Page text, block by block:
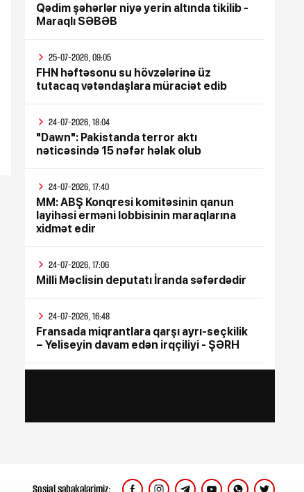
Qədim şəhərlər niyə yerin altında tikilib -
Maraqlı SƏBƏB
25-07-2026, 09:05
FHN həftəsonu su hövzələrinə üz
tutacaq vətəndaşlara müraciət edib
24-07-2026, 18:04
"Dawn": Pakistanda terror aktı
nəticəsində 15 nəfər həlak olub
24-07-2026, 17:40
MM: ABŞ Konqresi komitəsinin qanun
layihəsi erməni lobbisinin maraqlarına
xidmət edir
24-07-2026, 17:06
Milli Məclisin deputatı İranda səfərdədir
24-07-2026, 16:48
Fransada miqrantlara qarşı ayrı-seçkilik
– Yeliseyin davam edən irqçiliyi - ŞƏRH
var
Sosial şəbəkələrimiz: